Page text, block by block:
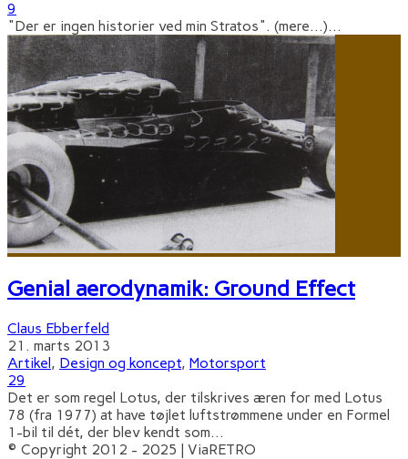
9
"Der er ingen historier ved min Stratos". (mere…)...
Genial aerodynamik: Ground Effect
Claus Ebberfeld
21. marts 2013
Artikel, Design og koncept, Motorsport
29
Det er som regel Lotus, der tilskrives æren for med Lotus
78 (fra 1977) at have tøjlet luftstrømmene under en Formel
1-bil til dét, der blev kendt som...
© Copyright 2012 - 2025 | ViaRETRO